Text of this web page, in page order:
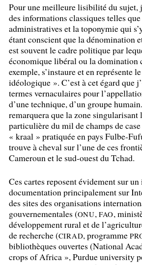
Pour une meilleure lisibilité du sujet,
des informations classiques telles
administratives et la toponymie qui
étant conscient que la dénomination
est souvent le cadre politique par
économique libéral ou la domination
exemple, s’instaure et en représente
idéologique ». C’est à cet égard que
termes vernaculaires pour
d’une technique, d’un groupe
remarquera que la zone singularisant
particulière du mil de champs de
« kraal » pratiquée en pays Fulbe-
trouve à cheval sur l’une de ces
Cameroun et le sud-ouest du Tchad.
Ces cartes reposent évidement sur
documentation principalement sur
des sites des organisations
gouvernementales (ONU, FAO,
développement rural et de
de recherche (CIRAD, programme
bibliothèques ouvertes (National
crops of Africa », Purdue university